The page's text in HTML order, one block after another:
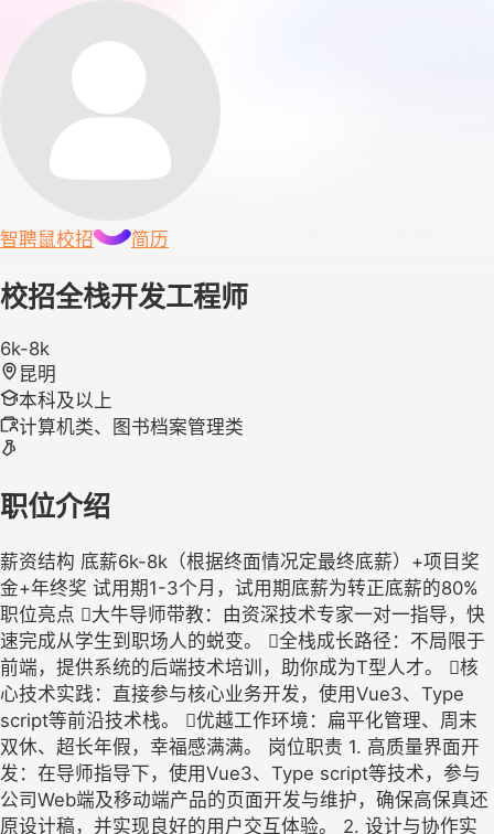
智聘鼠校招 简历
校招全栈开发工程师
6k-8k
昆明
本科及以上
计算机类、图书档案管理类
职位介绍
薪资结构 底薪6k-8k（根据终面情况定最终底薪）+项目奖
金+年终奖 试用期1-3个月，试用期底薪为转正底薪的80%
职位亮点 大牛导师带教：由资深技术专家一对一指导，快
速完成从学生到职场人的蜕变。 全栈成长路径：不局限于
前端，提供系统的后端技术培训，助你成为T型人才。 核
心技术实践：直接参与核心业务开发，使用Vue3、Type
script等前沿技术栈。 优越工作环境：扁平化管理、周末
双休、超长年假，幸福感满满。 岗位职责 1. 高质量界面开
发：在导师指导下，使用Vue3、Type script等技术，参与
公司Web端及移动端产品的页面开发与维护，确保高保真还
原设计稿，并实现良好的用户交互体验。 2. 设计与协作实